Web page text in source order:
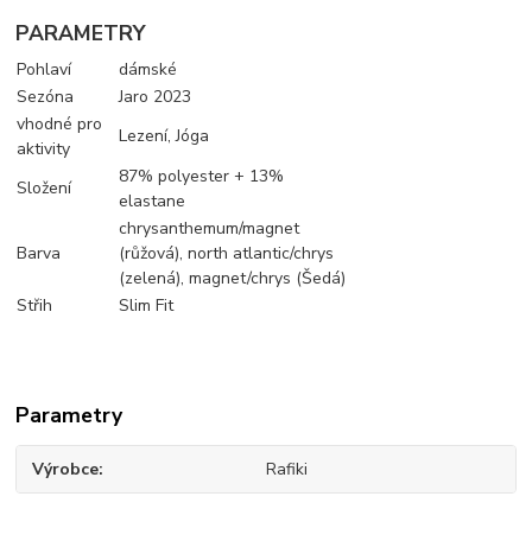
PARAMETRY
Pohlaví
dámské
Sezóna
Jaro 2023
vhodné pro
aktivity
Lezení, Jóga
Složení
87% polyester + 13%
elastane
Barva
chrysanthemum/magnet
(růžová), north atlantic/chrys
(zelená), magnet/chrys (Šedá)
Střih
Slim Fit
Parametry
Výrobce Rafiki